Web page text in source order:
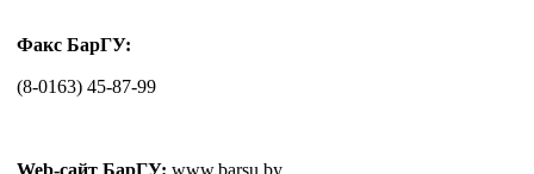
Факс БарГУ:
(8-0163) 45-87-99
Web-сайт БарГУ: www.barsu.by